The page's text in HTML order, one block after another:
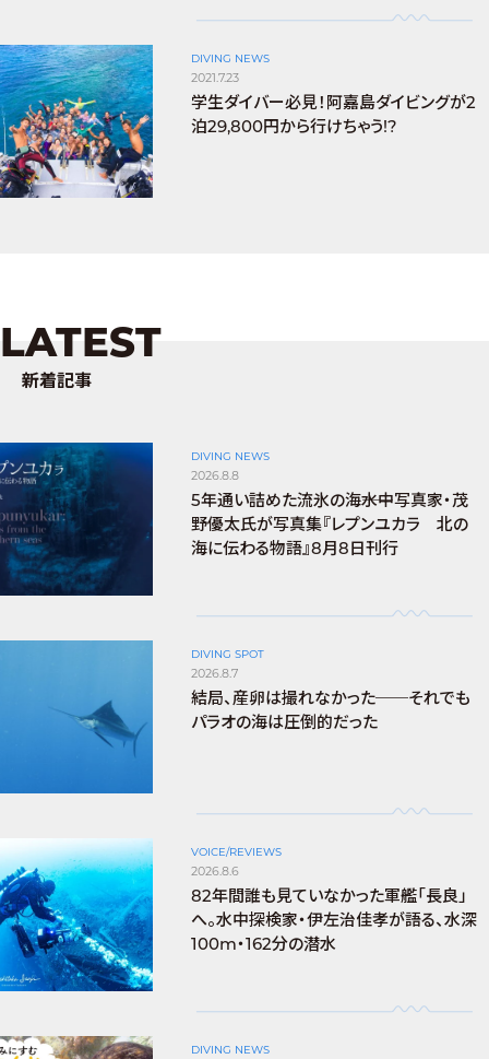
DIVING NEWS
2021.7.23
学生ダイバー必見！阿嘉島ダイビングが2
泊29,800円から行けちゃう!?
LATEST
新着記事
DIVING NEWS
2026.8.8
5年通い詰めた流氷の海――水中写真家・茂
野優太氏が写真集『レプンユカラ 北の
海に伝わる物語』8月8日刊行
DIVING SPOT
2026.8.7
結局、産卵は撮れなかった──それでも
パラオの海は圧倒的だった
VOICE/REVIEWS
2026.8.6
82年間誰も見ていなかった軍艦「長良」
へ。水中探検家・伊左治佳孝が語る、水深
100m・162分の潜水
DIVING NEWS